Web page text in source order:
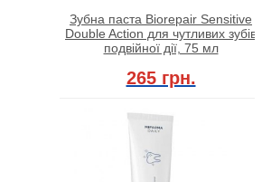
Зубна паста Biorepair Sensitive
Double Action для чутливих зубів
подвійної дії, 75 мл
265 грн.